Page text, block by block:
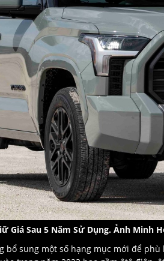
Giá Sau 5 Năm Sử Dụng. Ảnh Minh
bổ sung một số hạng mục mới để